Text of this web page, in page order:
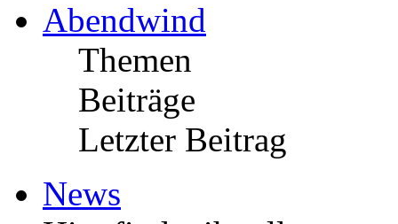
Abendwind
Themen
Beiträge
Letzter Beitrag
News